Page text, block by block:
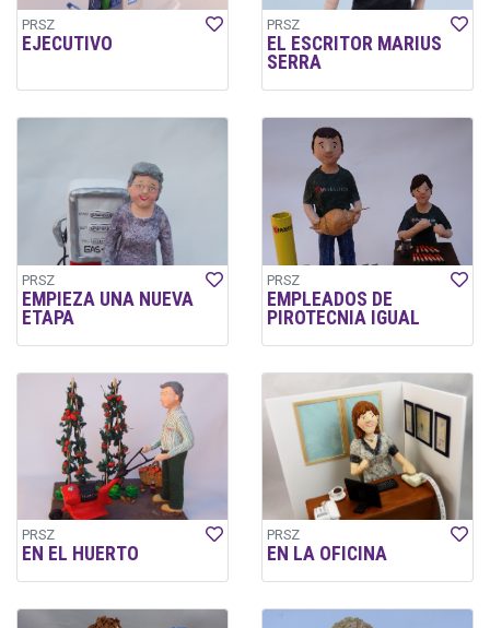
PRSZ
EJECUTIVO
PRSZ
EL ESCRITOR MARIUS
SERRA
PRSZ
EMPIEZA UNA NUEVA
ETAPA
PRSZ
EMPLEADOS DE
PIROTECNIA IGUAL
PRSZ
EN EL HUERTO
PRSZ
EN LA OFICINA